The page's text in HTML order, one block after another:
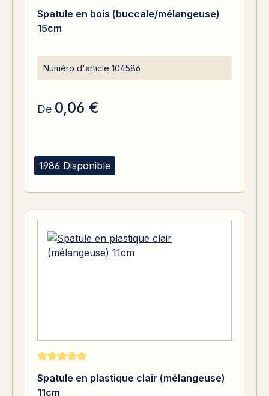
1986 Disponible
Note moyenne de 5 sur 5 étoiles
Spatule en bois (buccale/mélangeuse)
15cm
Numéro d'article 104586
De 0,06 €
Note moyenne de 5 sur 5 étoiles
Spatule en plastique clair (mélangeuse)
11cm